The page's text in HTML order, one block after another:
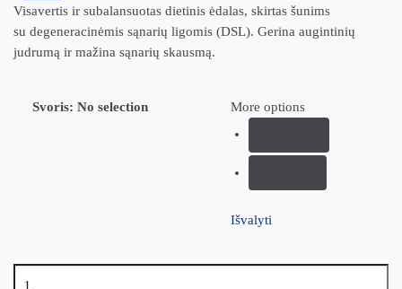
Visavertis ir subalansuotas dietinis ėdalas, skirtas šunims
su degeneracinėmis sąnarių ligomis (DSL). Gerina augintinių
judrumą ir mažina sąnarių skausmą.
Svoris: No selection More options
Išvalyti